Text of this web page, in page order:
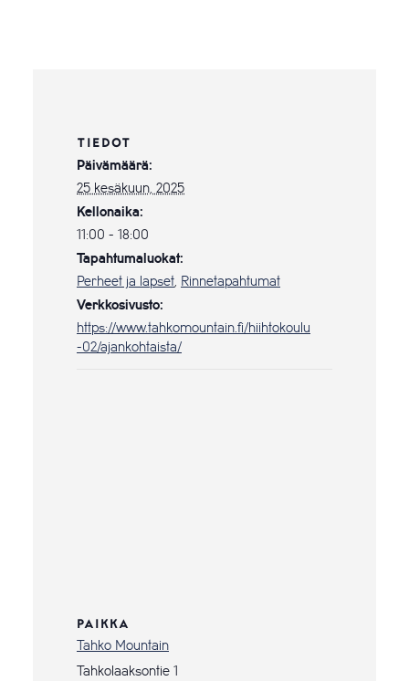
TIEDOT
Päivämäärä:
25 kesäkuun, 2025
Kellonaika:
11:00 - 18:00
Tapahtumaluokat:
Perheet ja lapset, Rinnetapahtumat
Verkkosivusto:
https://www.tahkomountain.fi/hiihtokoulu
-02/ajankohtaista/
PAIKKA
Tahko Mountain
Tahkolaaksontie 1